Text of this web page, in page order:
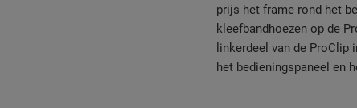
prijs het frame rond het
kleefbandhoezen op de
linkerdeel van de
het bedieningspaneel en